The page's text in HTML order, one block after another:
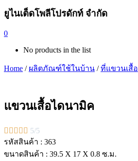
ยูไนเต็ดโพลีโปรดักท์ จำกัด
0
No products in the list
Home / ผลิตภัณฑ์ใช้ในบ้าน /ที่แขวนเสื้อ
แขวนเสื้อไดนามิค
     5/5
รหัสสินค้า : 363
ขนาดสินค้า : 39.5 X 17 X 0.8 ซ.ม.